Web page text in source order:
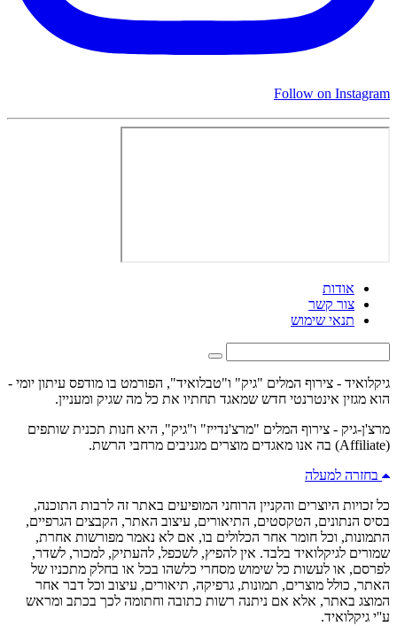
Follow on Instagram
אודות
צור קשר
תנאי שימוש
גיקלואיד - צירוף המלים "גיק" ו"טבלואיד", הפורמט בו מודפס עיתון יומי -
הוא מגזין אינטרנטי חדש שמאגד תחתיו את כל מה שגיק ומעניין.
מרצ'ן-גיק - צירוף המלים "מרצ'נדייז" ו"גיק", היא חנות תכנית שותפים
(Affiliate) בה אנו מאגדים מוצרים מגניבים מרחבי הרשת.
בחזרה למעלה
כל זכויות היוצרים והקניין הרוחני המופיעים באתר זה לרבות התוכנה,
בסיס הנתונים, הטקסטים, התיאורים, עיצוב האתר, הקבצים הגרפיים,
התמונות, וכל חומר אחר הכלולים בו, אם לא נאמר מפורשות אחרת,
שמורים לגיקלואיד בלבד. אין להפיץ, לשכפל, להעתיק, למכור, לשדר,
לפרסם, או לעשות כל שימוש מסחרי כלשהו בכל או בחלק מתכניו של
האתר, כולל מוצרים, תמונות, גרפיקה, תיאורים, עיצוב וכל דבר אחר
המוצג באתר, אלא אם ניתנה רשות כתובה וחתומה לכך בכתב ומראש
ע''י גיקלואיד.